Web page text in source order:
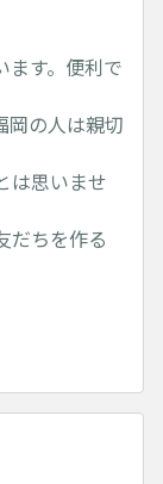
ます。便利で
岡の人は親切
は思いませ
だちを作る